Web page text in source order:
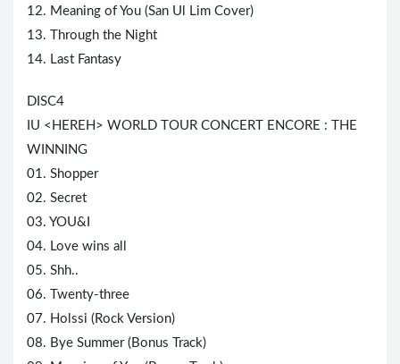
12. Meaning of You (San Ul Lim Cover)
13. Through the Night
14. Last Fantasy
DISC4
IU <HEREH> WORLD TOUR CONCERT ENCORE : THE
WINNING
01. Shopper
02. Secret
03. YOU&I
04. Love wins all
05. Shh..
06. Twenty-three
07. Holssi (Rock Version)
08. Bye Summer (Bonus Track)